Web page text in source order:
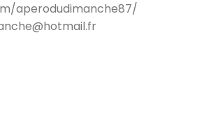
aperodudimanche87/